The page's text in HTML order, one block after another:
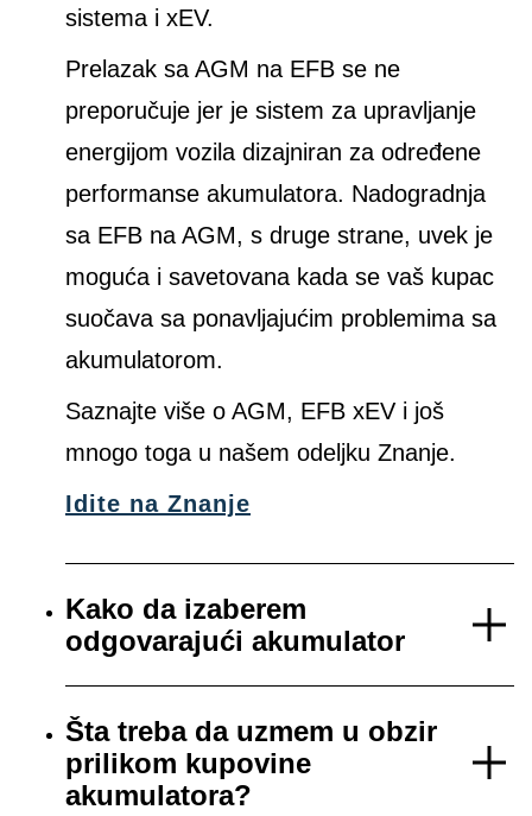
sistema i xEV.
Prelazak sa AGM na EFB se ne
preporučuje jer je sistem za upravljanje
energijom vozila dizajniran za određene
performanse akumulatora. Nadogradnja
sa EFB na AGM, s druge strane, uvek je
moguća i savetovana kada se vaš kupac
suočava sa ponavljajućim problemima sa
akumulatorom.
Saznajte više o AGM, EFB xEV i još
mnogo toga u našem odeljku Znanje.
Idite na Znanje
Kako da izaberem
odgovarajući akumulator
Šta treba da uzmem u obzir
prilikom kupovine
akumulatora?